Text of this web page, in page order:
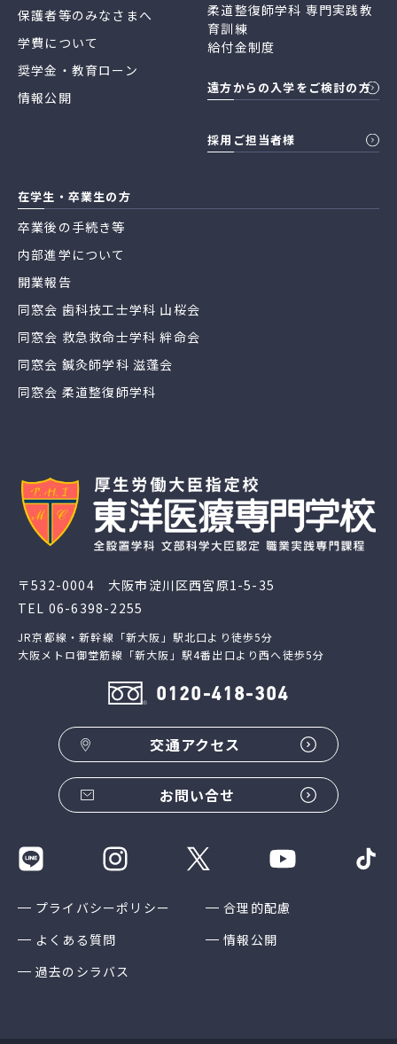
〒532-0004 大阪市淀川区西宮原1-5-35
TEL 06-6398-2255
JR京都線・新幹線「新大阪」駅北口より徒歩5分
大阪メトロ御堂筋線「新大阪」駅4番出口より西へ徒歩5分
0120-418-304
交通アクセス
お問い合せ
プライバシーポリシー
合理的配慮
よくある質問
情報公開
過去のシラバス
保護者等のみなさまへ
学費について
奨学金・教育ローン
情報公開
柔道整復師学科 専門実践教
育訓練
給付金制度
遠方からの入学をご検討の方
採用ご担当者様
在学生・卒業生の方
卒業後の手続き等
内部進学について
開業報告
同窓会 歯科技工士学科 山桜会
同窓会 救急救命士学科 絆命会
同窓会 鍼灸師学科 滋蓬会
同窓会 柔道整復師学科